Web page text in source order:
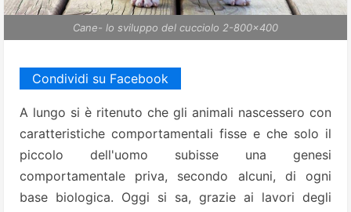
Cane- lo sviluppo del cucciolo 2-800x400
Condividi su Facebook
A lungo si è ritenuto che gli animali nascessero con
caratteristiche comportamentali fisse e che solo il
piccolo dell'uomo subisse una genesi
comportamentale priva, secondo alcuni, di ogni
base biologica. Oggi si sa, grazie ai lavori degli